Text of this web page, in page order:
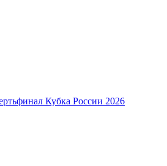
Кубка России 2026